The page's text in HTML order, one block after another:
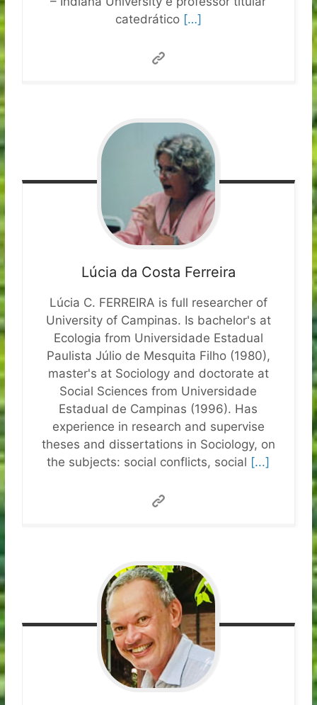
catedrático […]
Lúcia da Costa Ferreira
Lúcia C. FERREIRA is full researcher of
University of Campinas. Is bachelor's at
Ecologia from Universidade Estadual
Paulista Júlio de Mesquita Filho (1980),
master's at Sociology and doctorate at
Social Sciences from Universidade
Estadual de Campinas (1996). Has
experience in research and supervise
theses and dissertations in Sociology, on
the subjects: social conflicts, social [...]